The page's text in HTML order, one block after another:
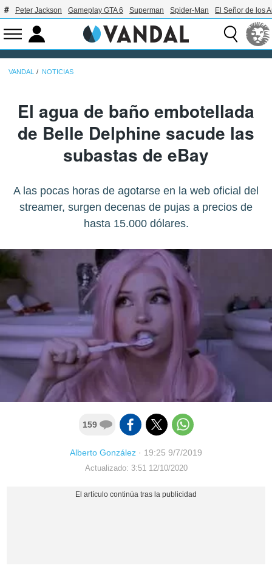
Peter Jackson Gameplay GTA 6 Superman Spider-Man El Señor de los
VANDAL NOTICIAS
El agua de baño embotellada
de Belle Delphine sacude las
subastas de eBay
A las pocas horas de agotarse en la web oficial del
streamer, surgen decenas de pujas a precios de
hasta 15.000 dólares.
159
Alberto González · 19:25 9/7/2019
Actualizado: 3:51 12/10/2020